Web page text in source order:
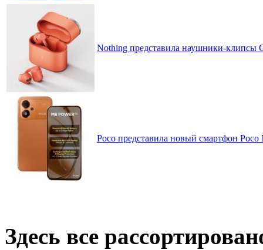
Nothing представила наушники-клипсы
Poco представила новый смартфон
Здесь все